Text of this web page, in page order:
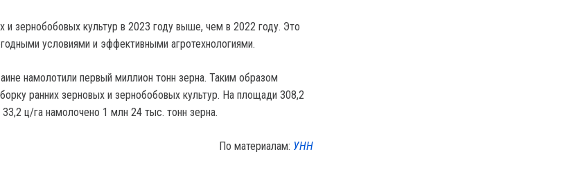
и зернобобовых культур в 2023 году выше, чем в 2022 году. Это
условиями и эффективными агротехнологиями.
намолотили первый миллион тонн зерна. Таким образом
ранних зерновых и зернобобовых культур. На площади 308,2
ц/га намолочено 1 млн 24 тыс. тонн зерна.
По материалам: УНН